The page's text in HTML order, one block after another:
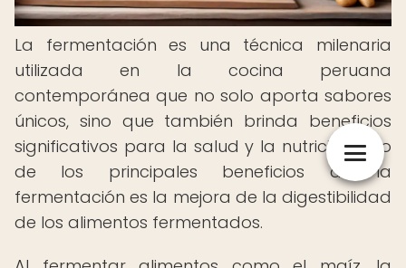
La fermentación es una técnica milenaria
utilizada en la cocina peruana
contemporánea que no solo aporta sabores
únicos, sino que también brinda beneficios
significativos para la salud y la nutrición. Uno
de los principales beneficios de la
fermentación es la mejora de la digestibilidad
de los alimentos fermentados.